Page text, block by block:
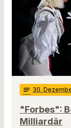
notes 30.
"Forbes":
Milliardär